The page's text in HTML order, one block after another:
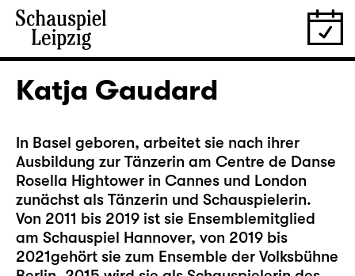
Katja Gaudard
In Basel geboren, arbeitet sie nach ihrer
Ausbildung zur Tänzerin am Centre de Danse
Rosella Hightower in Cannes und London
zunächst als Tänzerin und Schauspielerin.
Von 2011 bis 2019 ist sie Ensemblemitglied
am Schauspiel Hannover, von 2019 bis
2021gehört sie zum Ensemble der Volksbühne